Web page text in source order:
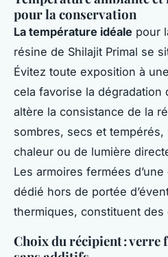
pour la conservation
La température idéale pour
résine de Shilajit Primal se
Évitez toute exposition à
cela favorise la
altère la consistance de la
sombres, secs et
chaleur ou de lumière
Les armoires fermées
dédié hors de portée
thermiques, constituent des
Choix du récipient : verre